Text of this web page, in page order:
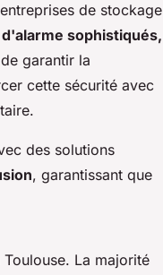
de stockage
sophistiqués,
garantir la
cette sécurité avec
des solutions
, garantissant que
La majorité